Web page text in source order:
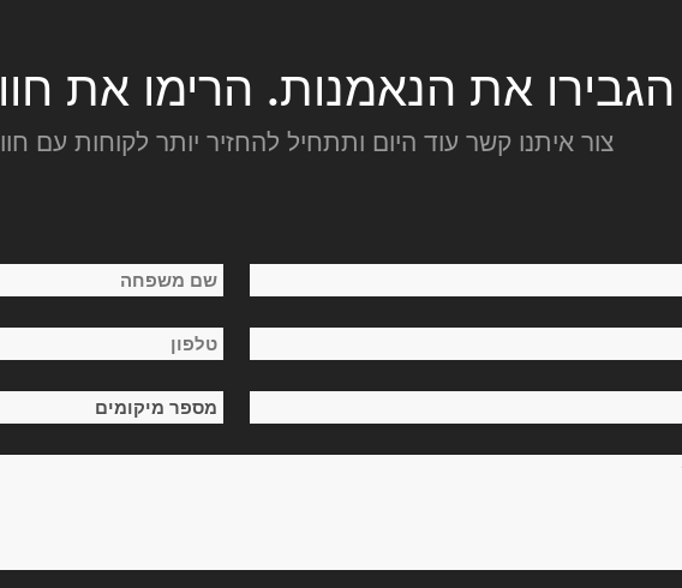
הגבירו את הנאמנות. הרימו את
צור איתנו קשר עוד היום ותתחיל להחזיר יותר לקוחות עם
שם
משפחה
טלפון
מספר